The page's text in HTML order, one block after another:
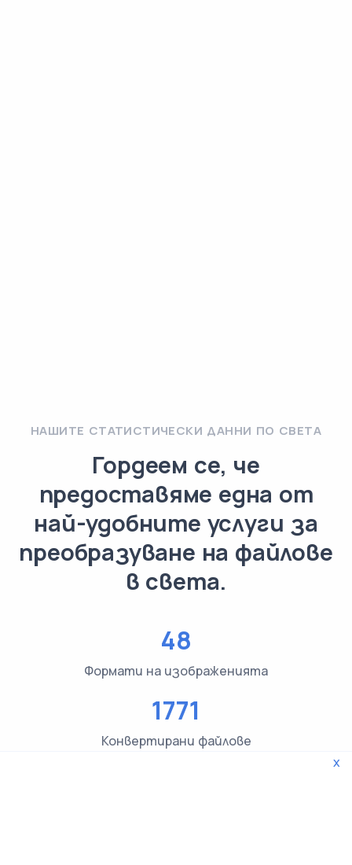
НАШИТЕ СТАТИСТИЧЕСКИ ДАННИ ПО СВЕТА
Гордеем се, че
предоставяме една от
най-удобните услуги за
преобразуване на файлове
в света.
48
Формати на изображенията
1771
Конвертирани файлове
x